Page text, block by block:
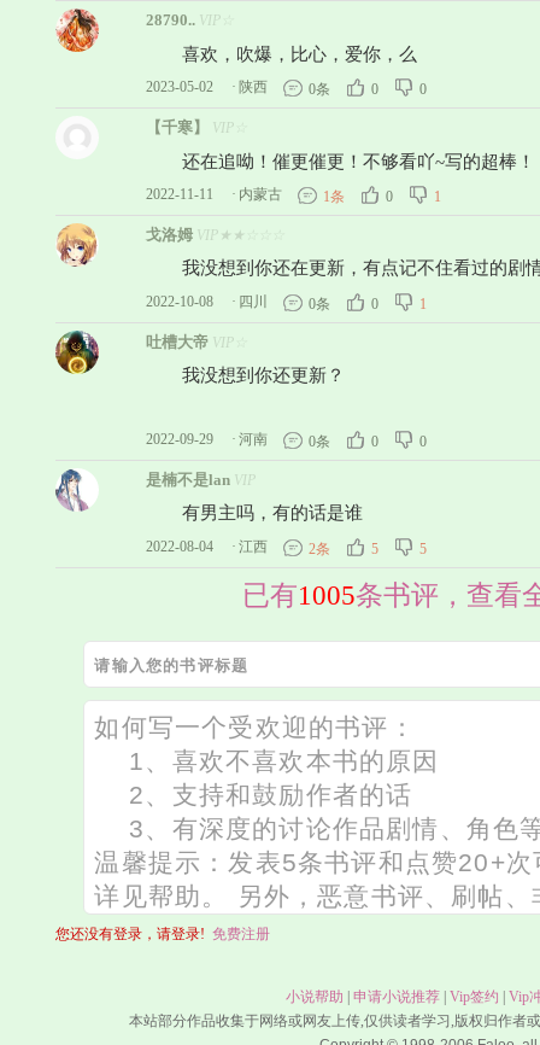
28790.. VIP☆
喜欢，吹爆，比心，爱你，么
2023-05-02 · 陕西 0条 0 0
【千寒】 VIP☆
还在追呦！催更催更！不够看吖~写的超棒！
2022-11-11 · 内蒙古 1条 0 1
戈洛姆 VIP★★☆☆☆
我没想到你还在更新，有点记不住看过的剧
2022-10-08 · 四川 0条 0 1
吐槽大帝 VIP☆
我没想到你还更新？
2022-09-29 · 河南 0条 0 0
是楠不是lan VIP
有男主吗，有的话是谁
2022-08-04 · 江西 2条 5 5
已有1005条书评，查看
您还没有登录，请登录! 免费注册
小说帮助 申请小说推荐 Vip签约
Vip
本站部分作品收集于网络或网友上传,仅供读者学习,版权归作者